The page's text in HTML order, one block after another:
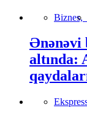
Biznes,
Ənənəvi
altında: